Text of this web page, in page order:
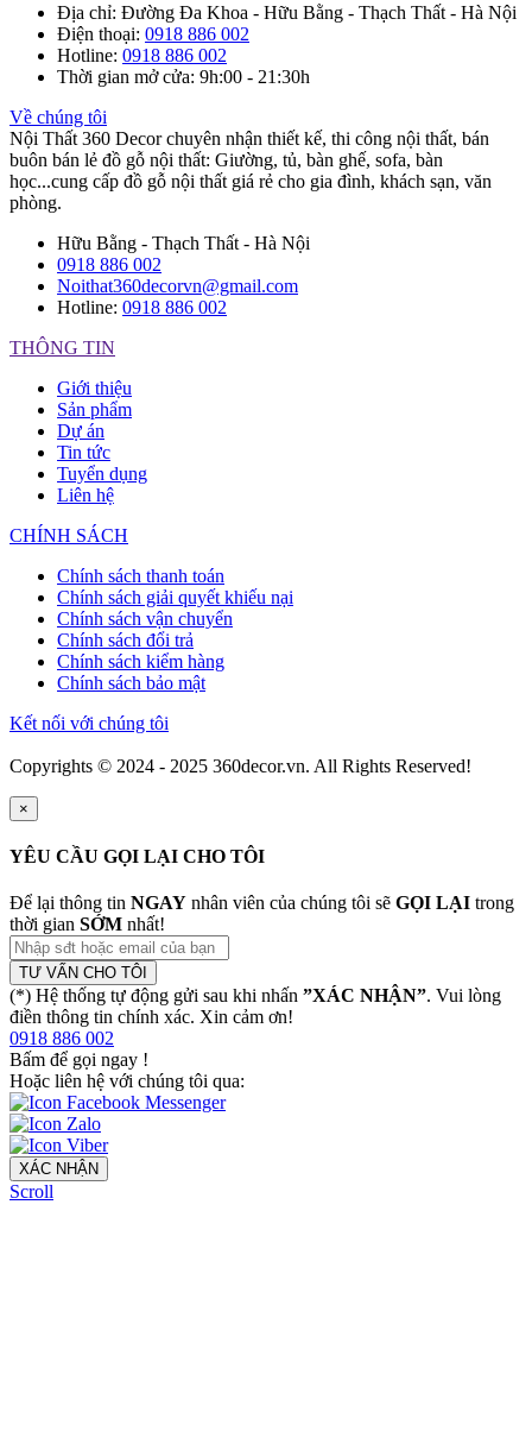
Địa chỉ: Đường Đa Khoa - Hữu Bằng - Thạch Thất - Hà Nội
Điện thoại: 0918 886 002
Hotline: 0918 886 002
Thời gian mở cửa: 9h:00 - 21:30h
Về chúng tôi
Nội Thất 360 Decor chuyên nhận thiết kế, thi công nội thất, bán
buôn bán lẻ đồ gỗ nội thất: Giường, tủ, bàn ghế, sofa, bàn
học...cung cấp đồ gỗ nội thất giá rẻ cho gia đình, khách sạn, văn
phòng.
Hữu Bằng - Thạch Thất - Hà Nội
0918 886 002
Noithat360decorvn@gmail.com
Hotline: 0918 886 002
THÔNG TIN
Giới thiệu
Sản phẩm
Dự án
Tin tức
Tuyển dụng
Liên hệ
CHÍNH SÁCH
Chính sách thanh toán
Chính sách giải quyết khiếu nại
Chính sách vận chuyển
Chính sách đổi trả
Chính sách kiểm hàng
Chính sách bảo mật
Kết nối với chúng tôi
Copyrights © 2024 - 2025 360decor.vn. All Rights Reserved!
×
YÊU CẦU GỌI LẠI CHO TÔI
Để lại thông tin NGAY nhân viên của chúng tôi sẽ GỌI LẠI trong
thời gian SỚM nhất!
TƯ VẤN CHO TÔI
(*) Hệ thống tự động gửi sau khi nhấn ”XÁC NHẬN”. Vui lòng
điền thông tin chính xác. Xin cảm ơn!
0918 886 002
Bấm để gọi ngay !
Hoặc liên hệ với chúng tôi qua:
XÁC NHẬN
Scroll